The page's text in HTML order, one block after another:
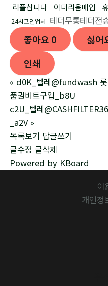
리플삽니다 이더리움매입
24시코인업체 테더무통테더전
좋아요 0 싫어
인쇄
« d0K_텔레@fundwash 롯
품권비트구입_b8U
c2U_텔레
_a2V »
목록보기 답글쓰기
글수정 글삭제
Powered by KBoard
이
개인정